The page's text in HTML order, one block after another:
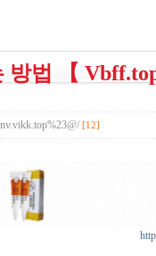
방법 【
[12]